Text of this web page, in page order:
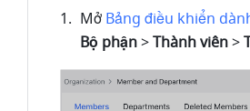
Mở Bảng điều khiển
Bộ phận > Thành viên >